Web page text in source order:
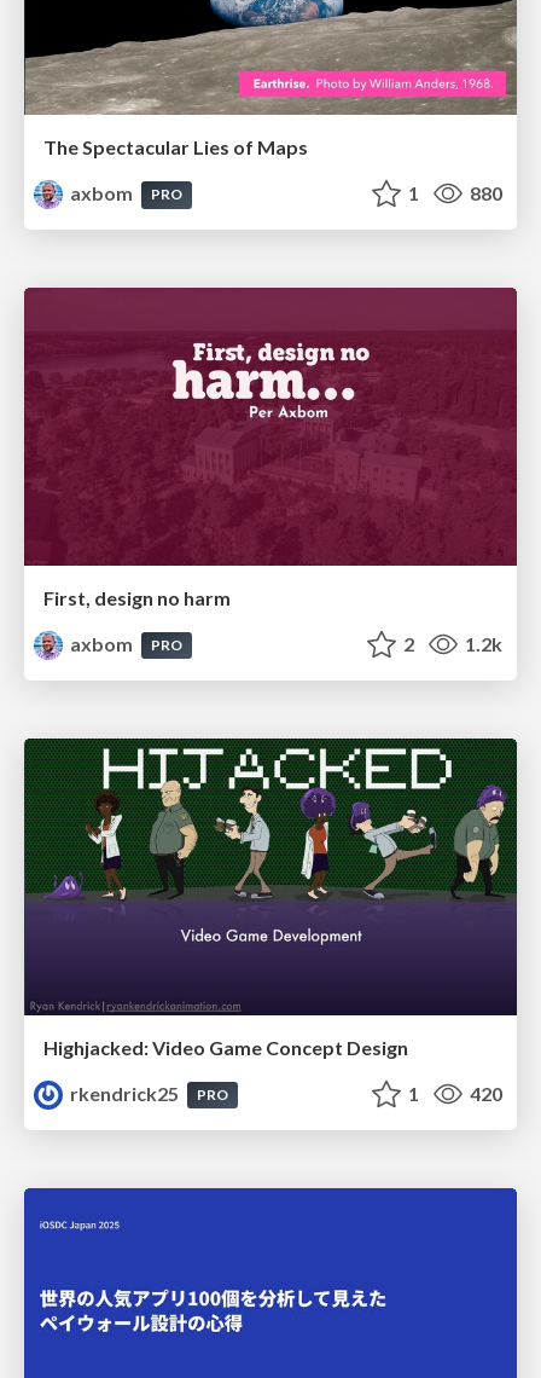
The Spectacular Lies of Maps
axbom
PRO 1 880
First, design no harm
axbom
PRO 2 1.2k
Highjacked: Video Game Concept Design
rkendrick25
PRO 1 420